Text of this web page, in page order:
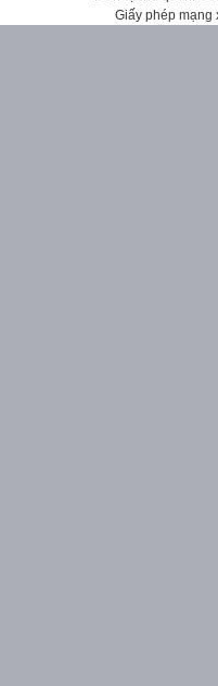
Giấy phép mạng